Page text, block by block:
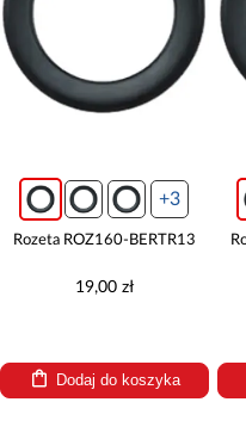
+3
Rozeta ROZ160-BERTR13
19,00 zł
Dodaj do koszyka